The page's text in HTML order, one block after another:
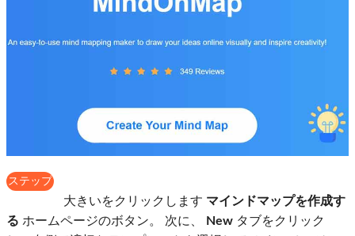
ステップ
大きいをクリックします マインドマップを作成す
る ホームページのボタン。 次に、 New タブをクリック